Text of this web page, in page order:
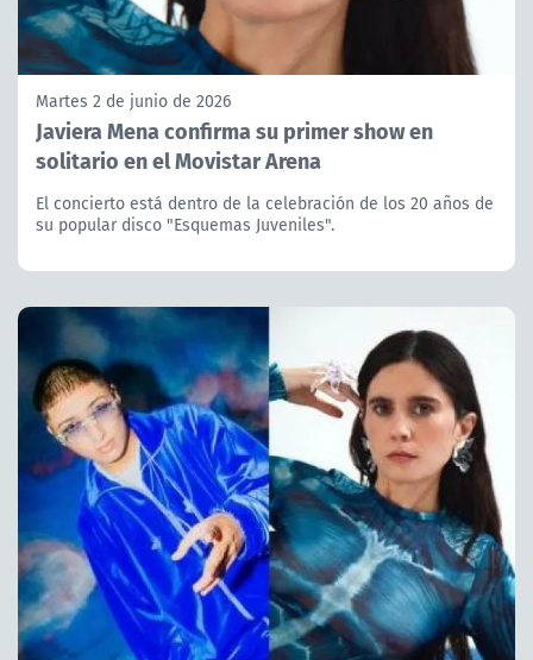
Martes 2 de junio de 2026
Javiera Mena confirma su primer show en
solitario en el Movistar Arena
El concierto está dentro de la celebración de los 20 años de
su popular disco "Esquemas Juveniles".